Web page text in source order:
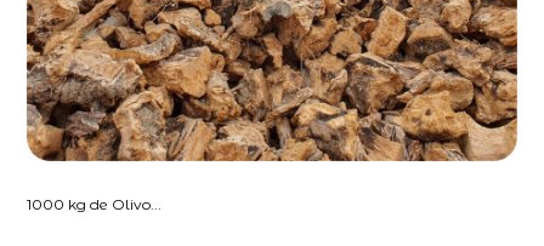
1000 kg de Olivo...